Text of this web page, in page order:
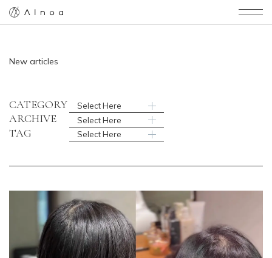
AInoa
New articles
CATEGORY Select Here
ARCHIVE Select Here
TAG Select Here